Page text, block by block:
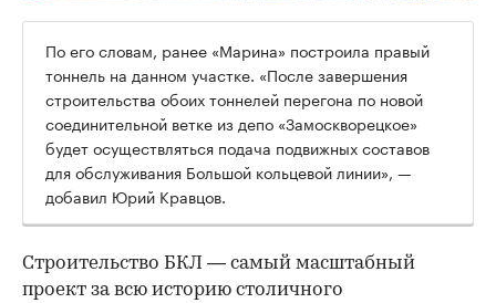
По его словам, ранее «Марина» построила правый
тоннель на данном участке. «После завершения
строительства обоих тоннелей перегона по новой
соединительной ветке из депо «Замоскворецкое»
будет осуществляться подача подвижных составов
для обслуживания Большой кольцевой линии», —
добавил Юрий Кравцов.
Строительство БКЛ — самый масштабный
проект за всю историю столичного